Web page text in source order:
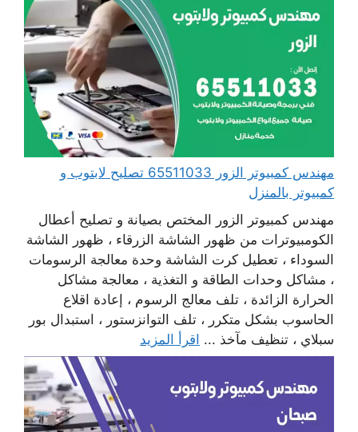
مهندس كمبيوتر الزور 65511033 تصليح لابتوب و
كمبيوتر بالمنزل
مهندس كمبيوتر الزور المختص بصيانة و تصليح أعطال
الكومبيوترات من ظهور الشاشة الزرقاء ، ظهور الشاشة
السوداء ، تعطيل كرت الشاشة وحدة معالجة الرسومات
، مشاكل وحدات الطاقة و التغذية ، معالجة مشاكل
الحرارة الزائدة ، تلف معالج الرسوم ، إعادة اقلاع
الحاسوب بشكل متكرر ، تلف التوانزستور ، استبدال بور
سبلاي ، تنظيف مآخذ ... اقرأ المزيد